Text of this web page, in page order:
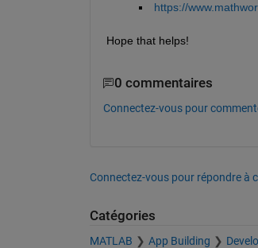
https://
Hope that helps!
0 commentaires
Connectez-vous pour
Connectez-vous pour répondre à
Catégories
MATLAB App Building